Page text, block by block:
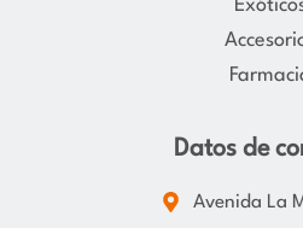
Datos de
Avenida La